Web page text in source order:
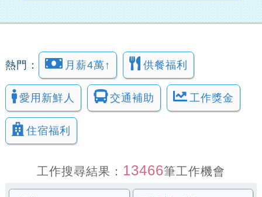
熱門： 月薪4萬↑ 供餐福利
愛用新鮮人 交通補助 工作獎金
住宿福利
工作搜尋結果： 13466筆工作機會